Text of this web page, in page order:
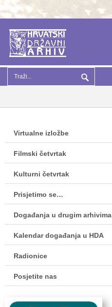
Virtualne izložbe
Filmski četvrtak
Kulturni četvrtak
Prisjetimo se…
Događanja u drugim arhivima
Kalendar događanja u HDA
Radionice
Posjetite nas